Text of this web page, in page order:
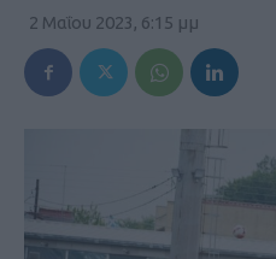
2 Μαΐου 2023, 6:15 μμ